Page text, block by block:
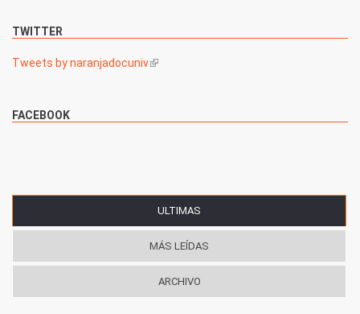
TWITTER
Tweets by naranjadocuniv(link is external)
FACEBOOK
ULTIMAS
MÁS LEÍDAS
ARCHIVO